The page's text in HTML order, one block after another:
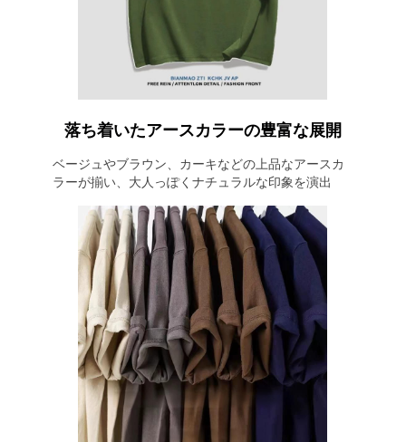
落ち着いたアースカラーの豊富な展開
ベージュやブラウン、カーキなどの上品なアースカ
ラーが揃い、大人っぽくナチュラルな印象を演出